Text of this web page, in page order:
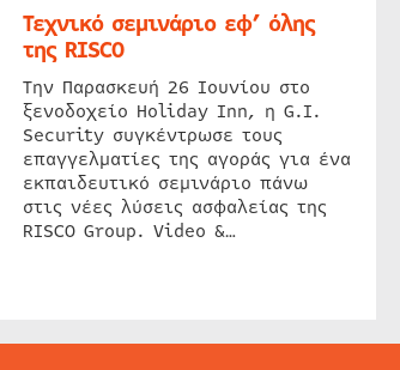
Τεχνικό σεμινάριο εφ’ όλης
της RISCO
Την Παρασκευή 26 Ιουνίου στο
ξενοδοχείο Holiday Inn, η G.I.
Security συγκέντρωσε τους
επαγγελματίες της αγοράς για ένα
εκπαιδευτικό σεμινάριο πάνω
στις νέες λύσεις ασφαλείας της
RISCO Group. Video &…